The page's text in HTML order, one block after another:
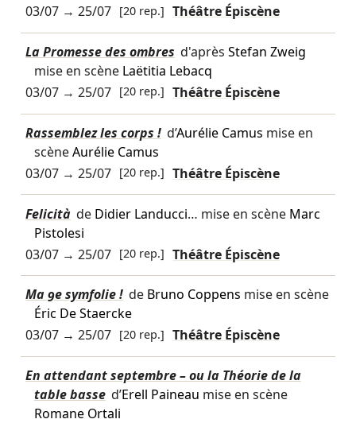
03/07→ 25/07 [20 rep.] Théâtre Épiscène
La Promesse des ombres d'après Stefan Zweig
mise en scène Laëtitia Lebacq
03/07→ 25/07 [20 rep.] Théâtre Épiscène
Rassemblez les corps ! d’Aurélie Camus mise en
scèneAurélie Camus
03/07→ 25/07 [20 rep.] Théâtre Épiscène
Felicità de Didier Landucci… mise en scène Marc
Pistolesi
03/07→ 25/07 [20 rep.] Théâtre Épiscène
Ma 9e symfolie ! de Bruno Coppens mise en scène
Éric De Staercke
03/07→ 25/07 [20 rep.] Théâtre Épiscène
En attendant septembre – ou la Théorie de la
table basse d’Erell Paineau mise en scène
Romane Ortali